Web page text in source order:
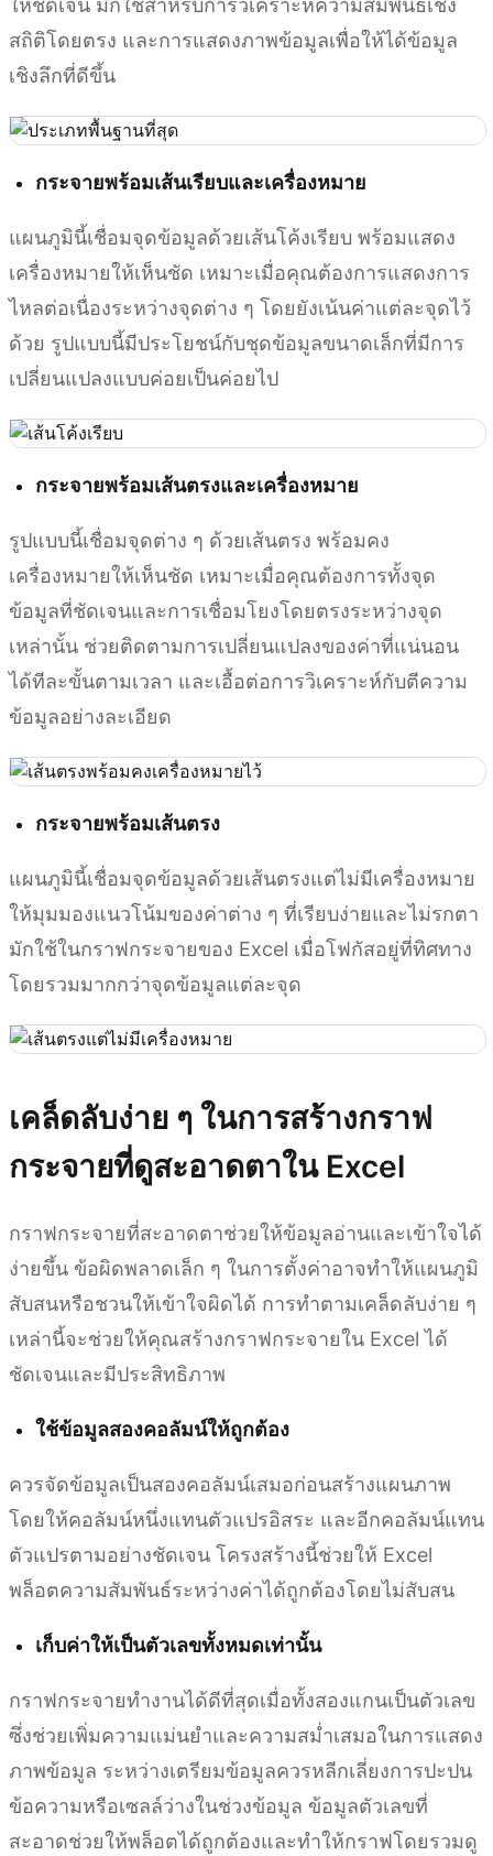
ให้ชัดเจน มักใช้สำหรับการวิเคราะห์ความสัมพันธ์เชิง
สถิติโดยตรง และการแสดงภาพข้อมูลเพื่อให้ได้ข้อมูล
เชิงลึกที่ดีขึ้น
กระจายพร้อมเส้นเรียบและเครื่องหมาย
แผนภูมินี้เชื่อมจุดข้อมูลด้วยเส้นโค้งเรียบ พร้อมแสดง
เครื่องหมายให้เห็นชัด เหมาะเมื่อคุณต้องการแสดงการ
ไหลต่อเนื่องระหว่างจุดต่าง ๆ โดยยังเน้นค่าแต่ละจุดไว้
ด้วย รูปแบบนี้มีประโยชน์กับชุดข้อมูลขนาดเล็กที่มีการ
เปลี่ยนแปลงแบบค่อยเป็นค่อยไป
กระจายพร้อมเส้นตรงและเครื่องหมาย
รูปแบบนี้เชื่อมจุดต่าง ๆ ด้วยเส้นตรง พร้อมคง
เครื่องหมายให้เห็นชัด เหมาะเมื่อคุณต้องการทั้งจุด
ข้อมูลที่ชัดเจนและการเชื่อมโยงโดยตรงระหว่างจุด
เหล่านั้น ช่วยติดตามการเปลี่ยนแปลงของค่าที่แน่นอน
ได้ทีละขั้นตามเวลา และเอื้อต่อการวิเคราะห์กับตีความ
ข้อมูลอย่างละเอียด
กระจายพร้อมเส้นตรง
แผนภูมินี้เชื่อมจุดข้อมูลด้วยเส้นตรงแต่ไม่มีเครื่องหมาย
ให้มุมมองแนวโน้มของค่าต่าง ๆ ที่เรียบง่ายและไม่รกตา
มักใช้ในกราฟกระจายของ Excel เมื่อโฟกัสอยู่ที่ทิศทาง
โดยรวมมากกว่าจุดข้อมูลแต่ละจุด
เคล็ดลับง่าย ๆ ในการสร้างกราฟ
กระจายที่ดูสะอาดตาใน Excel
กราฟกระจายที่สะอาดตาช่วยให้ข้อมูลอ่านและเข้าใจได้
ง่ายขึ้น ข้อผิดพลาดเล็ก ๆ ในการตั้งค่าอาจทำให้แผนภูมิ
สับสนหรือชวนให้เข้าใจผิดได้ การทำตามเคล็ดลับง่าย ๆ
เหล่านี้จะช่วยให้คุณสร้างกราฟกระจายใน Excel ได้
ชัดเจนและมีประสิทธิภาพ
ใช้ข้อมูลสองคอลัมน์ให้ถูกต้อง
ควรจัดข้อมูลเป็นสองคอลัมน์เสมอก่อนสร้างแผนภาพ
โดยให้คอลัมน์หนึ่งแทนตัวแปรอิสระ และอีกคอลัมน์แทน
ตัวแปรตามอย่างชัดเจน โครงสร้างนี้ช่วยให้ Excel
พล็อตความสัมพันธ์ระหว่างค่าได้ถูกต้องโดยไม่สับสน
เก็บค่าให้เป็นตัวเลขทั้งหมดเท่านั้น
กราฟกระจายทำงานได้ดีที่สุดเมื่อทั้งสองแกนเป็นตัวเลข
ซึ่งช่วยเพิ่มความแม่นยำและความสม่ำเสมอในการแสดง
ภาพข้อมูล ระหว่างเตรียมข้อมูลควรหลีกเลี่ยงการปะปน
ข้อความหรือเซลล์ว่างในช่วงข้อมูล ข้อมูลตัวเลขที่
สะอาดช่วยให้พล็อตได้ถูกต้องและทำให้กราฟโดยรวมดู